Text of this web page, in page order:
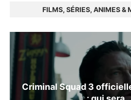
FILMS, SÉRIES, ANIMES &
Criminal Squad 3